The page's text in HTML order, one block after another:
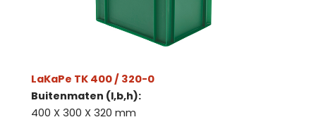
LaKaPe TK 400 / 320-0
Buitenmaten (l,b,h):
400 X 300 X 320 mm